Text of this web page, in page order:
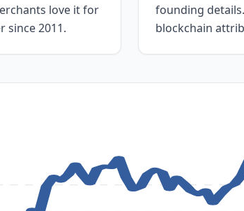
love it for
since 2011.
founding
blockchain